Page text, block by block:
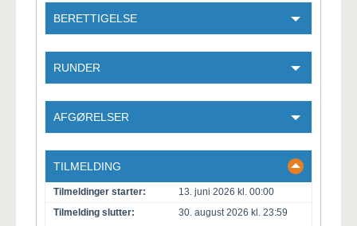
BERETTIGELSE
RUNDER
AFGØRELSER
TILMELDING
Tilmeldinger starter:
13. juni 2026 kl. 00:00
Tilmelding slutter:
30. august 2026 kl. 23:59